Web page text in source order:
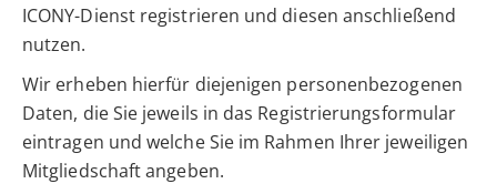
ICONY-Dienst registrieren und diesen anschließend
nutzen.
Wir erheben hierfür diejenigen personenbezogenen
Daten, die Sie jeweils in das Registrierungsformular
eintragen und welche Sie im Rahmen Ihrer jeweiligen
Mitgliedschaft angeben.